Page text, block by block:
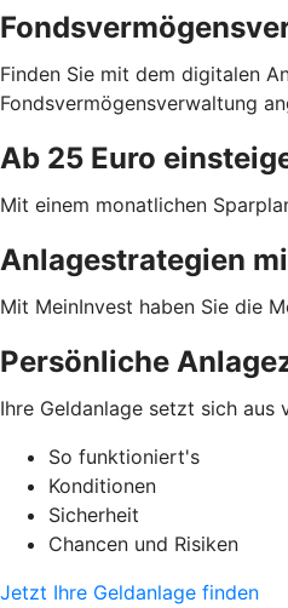
Finden Sie mit dem digitalen
Fondsvermögensverwaltung
Ab 25 Euro
Mit einem monatlichen
Anlagestrategien
Mit MeinInvest haben Sie die
Persönliche
Ihre Geldanlage setzt sich aus
So funktioniert's
Konditionen
Sicherheit
Chancen und Risiken
Jetzt Ihre Geldanlage finden